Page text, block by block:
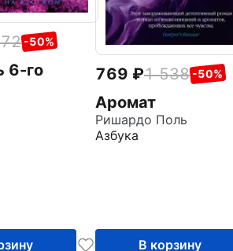
-50%
6-го 769 1 538 -50%
Аромат
Ришардо Поль
Азбука
В корзину